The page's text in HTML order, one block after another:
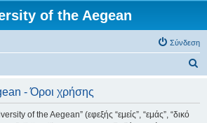
of the Aegean
Σύνδεση
- Όροι χρήσης
of the Aegean” (εφεξής “εμείς”, “εμάς”, “δικό